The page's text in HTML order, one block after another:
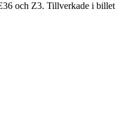
och Z3. Tillverkade i billet